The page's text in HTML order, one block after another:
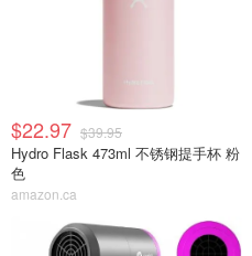
$22.97 $39.95
Hydro Flask 473ml 不锈钢提手杯 粉
色
amazon.ca